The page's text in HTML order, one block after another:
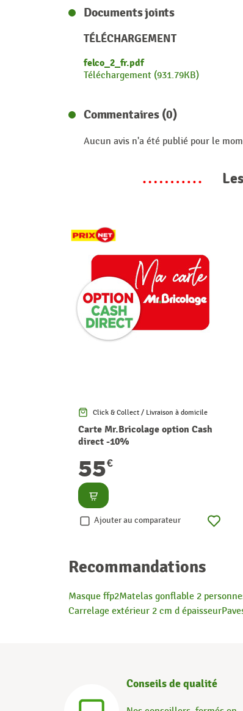
Documents joints
TÉLÉCHARGEMENT
felco_2_fr.pdf
Téléchargement (931.79KB)
Commentaires (0)
Aucun avis n'a été publié pour le
Click & Collect / Livraison à domicile
Carte Mr.Bricolage option Cash
direct -10%
55€
Consulter
Ajouter au comparateur
Recommandations
Masque ffp2Matelas gonflable 2
Carrelage extérieur 2 cm d épaisseur
Conseils de qualité